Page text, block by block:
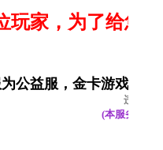
玩家，为了给您
公益服，金卡游戏内
违反此
(本服务器为